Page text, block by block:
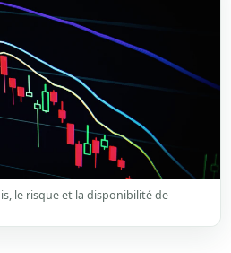
le risque et la disponibilité de